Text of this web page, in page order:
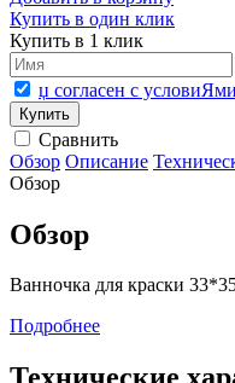
Купить в один клик
Купить в 1 клик
џ согласен с
Сравнить
Обзор Описание
Обзор
Обзор
Ванночка для краски
Подробнее